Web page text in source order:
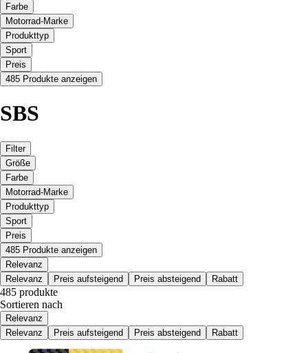
Farbe
Motorrad-Marke
Produkttyp
Sport
Preis
485 Produkte anzeigen
SBS
Filter
Größe
Farbe
Motorrad-Marke
Produkttyp
Sport
Preis
485 Produkte anzeigen
Relevanz
Relevanz
Preis aufsteigend Preis absteigend Rabatt
485 produkte
Sortieren nach
Relevanz
Relevanz
Preis aufsteigend Preis absteigend Rabatt